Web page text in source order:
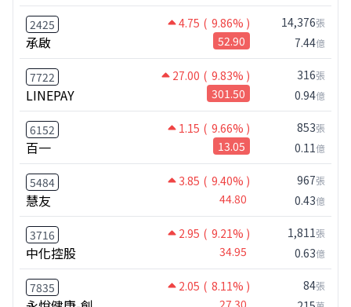
2425 4.75 ( 9.86% )
承啟 52.90
14,376張
7.44億
7722 27.00 ( 9.83% )
LINEPAY 301.50
316張
0.94億
6152 1.15 ( 9.66% )
百一 13.05
853張
0.11億
5484 3.85 ( 9.40% )
慧友 44.80
967張
0.43億
3716 2.95 ( 9.21% )
中化控股 34.95
1,811張
0.63億
7835 2.05 ( 8.11% )
27.30
84張